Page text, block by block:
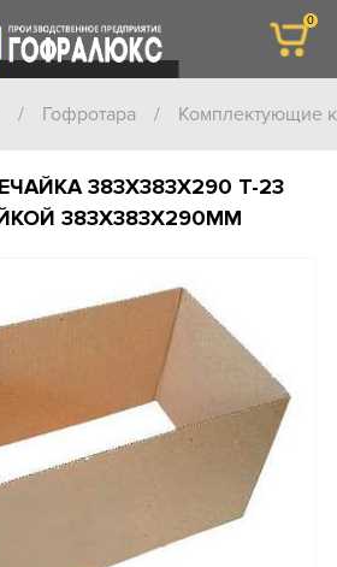
/ Гофротара / Комплектующие
383Х383Х290 Т-23
383Х383Х290ММ